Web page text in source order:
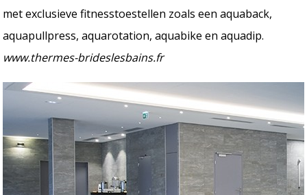
met exclusieve fitnesstoestellen zoals een aquaback,
aquapullpress, aquarotation, aquabike en aquadip.
www.thermes-brideslesbains.fr